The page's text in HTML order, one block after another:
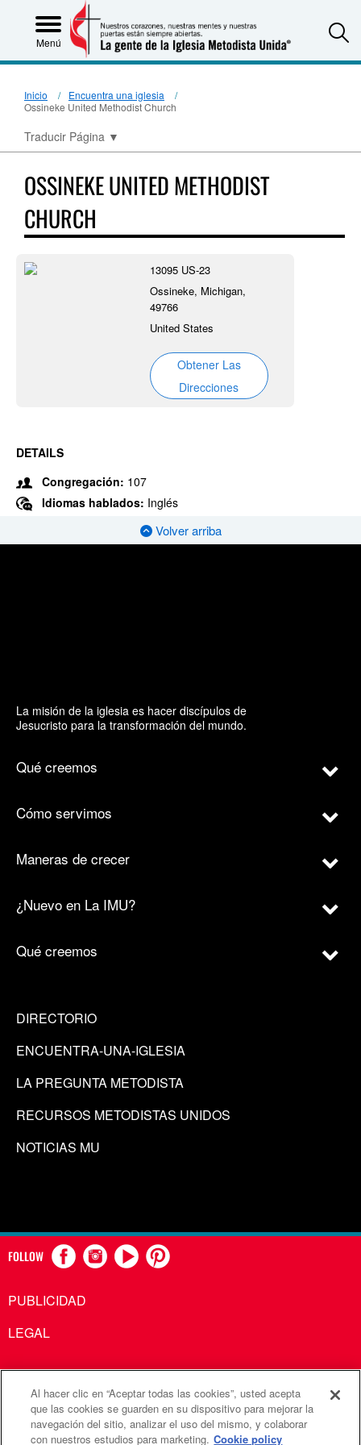
Menú
Inicio
Encuentra una iglesia
Ossineke United Methodist Church
Traducir Página ▼
OSSINEKE UNITED METHODIST
CHURCH
13095 US-23
Ossineke, Michigan,
49766
United States
Obtener Las
Direcciones
DETAILS
Congregación: 107
Idiomas hablados: Inglés
Volver arriba
La misión de la iglesia es hacer discípulos de
Jesucristo para la transformación del mundo.
Qué creemos
Cómo servimos
Maneras de crecer
¿Nuevo en La IMU?
Qué creemos
DIRECTORIO
ENCUENTRA-UNA-IGLESIA
LA PREGUNTA METODISTA
RECURSOS METODISTAS UNIDOS
NOTICIAS MU
FOLLOW
PUBLICIDAD
LEGAL
Comunicaciones Metodistas Unidas es una agencia de la
Iglesia Metodista Unida
Al hacer clic en “Aceptar todas las cookies”, usted acepta
que las cookies se guarden en su dispositivo para mejorar la
navegación del sitio, analizar el uso del mismo, y colaborar
con nuestros estudios para marketing. Cookie policy